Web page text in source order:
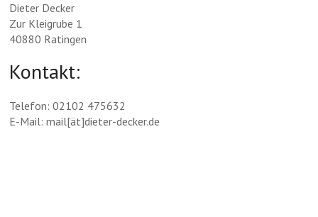
Dieter Decker
Zur Kleigrube 1
40880 Ratingen
Kontakt:
Telefon: 02102 475632
E-Mail: mail[ät]dieter-decker.de